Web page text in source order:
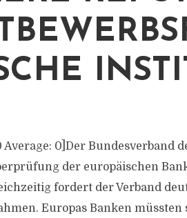
0]Der Bundesverband
der europäischen
fordert der Verband
Europas Banken